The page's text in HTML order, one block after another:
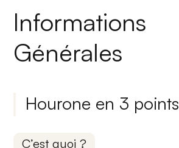
Informations
Générales
Hourone en 3 points
C’est quoi ?